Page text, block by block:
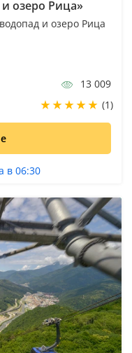
озеро Рица»
и озеро Рица
13 009
(1)
в 06:30